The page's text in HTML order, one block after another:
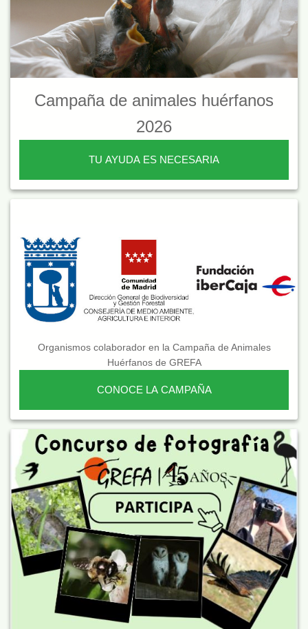
Campaña de animales huérfanos
2026
TU AYUDA ES NECESARIA
Organismos colaborador en la Campaña de Animales
Huérfanos de GREFA
CONOCE LA CAMPAÑA